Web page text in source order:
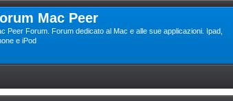
Mac Peer
Peer Forum. Forum dedicato al Mac e alle sue applicazioni. Ipad,
e iPod